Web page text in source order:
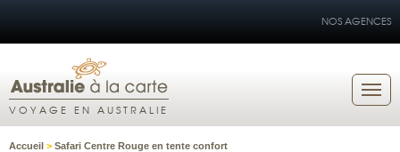
NOS AGENCES
VOYAGE EN AUSTRALIE
Accueil > Safari Centre Rouge en tente confort